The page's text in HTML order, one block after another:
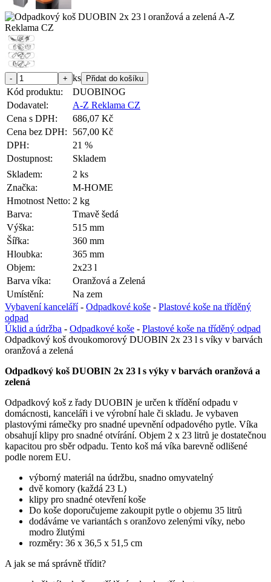
ks
Kód produktu:
DUOBINOG
Dodavatel:
A-Z Reklama CZ
Cena s DPH:
686,07 Kč
Cena bez DPH:
567,00 Kč
DPH:
21 %
Dostupnost:
Skladem
Skladem:
2 ks
Značka:
M-HOME
Hmotnost Netto: 2 kg
Barva:
Tmavě šedá
Výška:
515 mm
Šířka:
360 mm
Hloubka:
365 mm
Objem:
2x23 l
Barva víka:
Oranžová a Zelená
Umístění:
Na zem
Vybavení kanceláří- Odpadkové koše - Plastové koše na tříděný
odpad
Úklid a údržba - Odpadkové koše - Plastové koše na tříděný odpad
Odpadkový koš dvoukomorový DUOBIN 2x 23 l s víky v barvách
oranžová a zelená
Odpadkový koš DUOBIN 2x 23 l s výky v barvách oranžová a
zelená
Odpadkový koš z řady DUOBIN je určen k třídění odpadu v
domácnosti, kanceláři i ve výrobní hale či skladu. Je vybaven
plastovými rámečky pro snadné upevnění odpadového pytle. Víka
obsahují klipy pro snadné otvírání. Objem 2 x 23 litrů je dostatečnou
kapacitou pro sběr odpadu. Tento koš má víka barevně odlišené
podle norem EU.
výborný materiál na údržbu, snadno omyvatelný
dvě komory (každá 23 L)
klipy pro snadné otevření koše
Do koše doporučujeme zakoupit pytle o objemu 35 litrů
dodáváme ve variantách s oranžovo zelenými víky, nebo
modro žlutými
rozměry: 36 x 36,5 x 51,5 cm
A jak se má správně třídit?